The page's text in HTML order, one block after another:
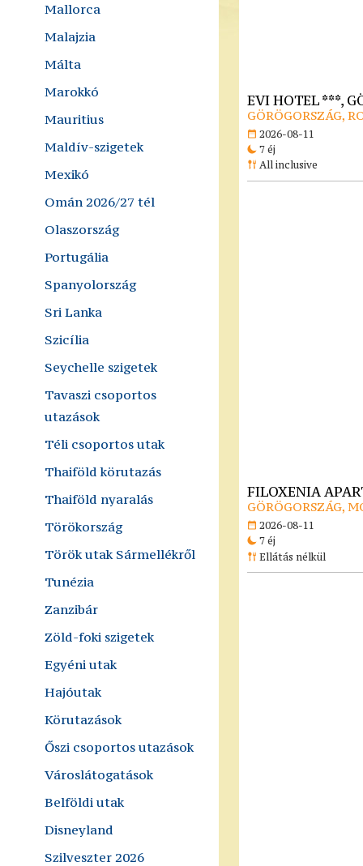
Mallorca
Malajzia
Málta
Marokkó
Mauritius
Maldív-szigetek
Mexikó
Omán 2026/27 tél
Olaszország
Portugália
Spanyolország
Sri Lanka
Szicília
Seychelle szigetek
Tavaszi csoportos
utazások
Téli csoportos utak
Thaiföld körutazás
Thaiföld nyaralás
Törökország
Török utak Sármellékről
Tunézia
Zanzibár
Zöld-foki szigetek
Egyéni utak
Hajóutak
Körutazások
Őszi csoportos utazások
Városlátogatások
Belföldi utak
Disneyland
Szilveszter 2026
EVI HOTEL ***,
GÖRÖGORSZÁG,
2026-08-11
7 éj
All inclusive
FILOXENIA
GÖRÖGORSZÁG,
2026-08-11
7 éj
Ellátás nélkül